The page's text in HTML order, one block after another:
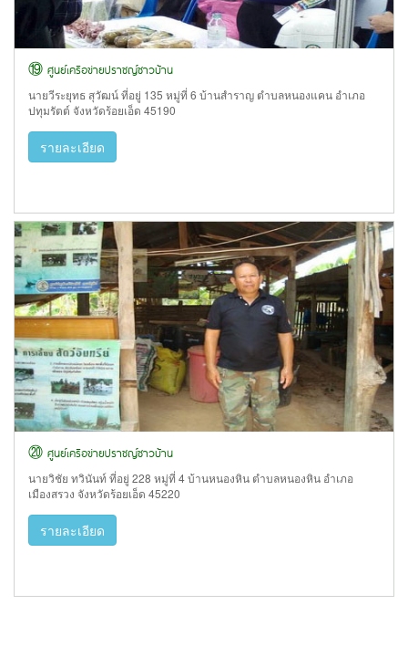
⑲ ศูนย์เครือข่ายปราชญ์ชาวบ้าน
นายวีระยุทธ สุวัฒน์ ที่อยู่ 135 หมู่ที่ 6 บ้านสำราญ ตำบลหนองแคน อำเภอ
ปทุมรัตต์ จังหวัดร้อยเอ็ด 45190
รายละเอียด
⑳ ศูนย์เครือข่ายปราชญ์ชาวบ้าน
นายวิชัย ทวินันท์ ที่อยู่ 228 หมู่ที่ 4 บ้านหนองหิน ตำบลหนองหิน อำเภอ
เมืองสรวง จังหวัดร้อยเอ็ด 45220
รายละเอียด